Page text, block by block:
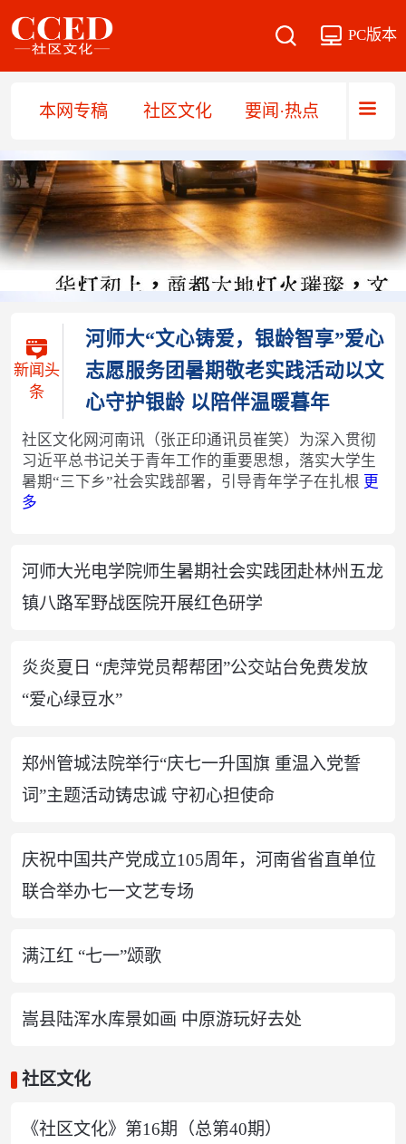
PC版本
本网专稿 社区文化 要闻·热点 直播·
新闻头
条
河师大“文心铸爱，银龄智享”爱心
志愿服务团暑期敬老实践活动以文
心守护银龄 以陪伴温暖暮年
社区文化网河南讯（张正印通讯员崔笑）为深入贯彻
习近平总书记关于青年工作的重要思想，落实大学生
暑期“三下乡”社会实践部署，引导青年学子在扎根 更
多
河师大光电学院师生暑期社会实践团赴林州五龙
镇八路军野战医院开展红色研学
炎炎夏日 “虎萍党员帮帮团”公交站台免费发放
“爱心绿豆水”
郑州管城法院举行“庆七一升国旗 重温入党誓
词”主题活动铸忠诚 守初心担使命
庆祝中国共产党成立105周年，河南省省直单位
联合举办七一文艺专场
满江红 “七一”颂歌
嵩县陆浑水库景如画 中原游玩好去处
社区文化
《社区文化》第16期（总第40期）